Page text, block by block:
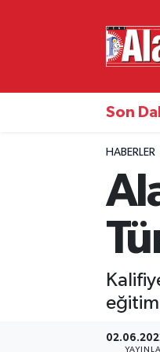
Son
HABERLER
Resmi İlanlar
Antalya Nöbetçi
Antalya Trafik
Süper Lig Puan
Son Dakika
Haber Arşivi